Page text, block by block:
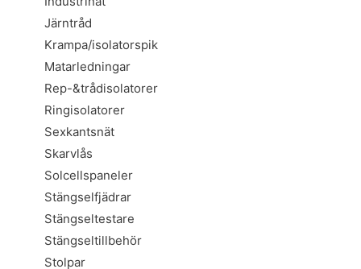
Järntråd
Krampa/isolatorspik
Matarledningar
Rep-&trådisolatorer
Ringisolatorer
Sexkantsnät
Skarvlås
Solcellspaneler
Stängselfjädrar
Stängseltestare
Stängseltillbehör
Stolpar